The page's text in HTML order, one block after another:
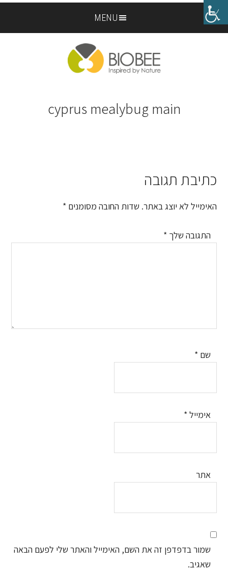
Skip
to
Skip
to
MENU
cyprus mealybug main
Reader
Interactions
כתיבת תגובה
האימייל לא יוצג באתר. שדות החובה מסומנים *
התגובה שלך *
שם *
אימייל *
אתר
שמור בדפדפן זה את השם, האימייל והאתר שלי לפעם הבאה
שאגיב.